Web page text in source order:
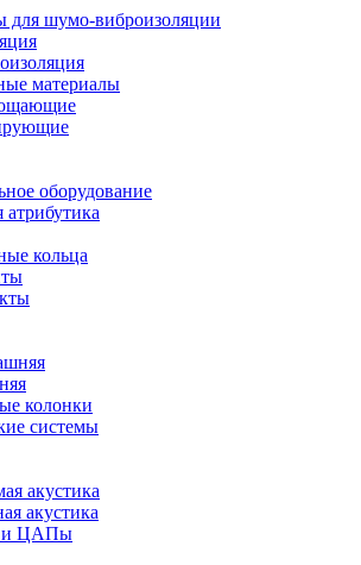
для шумо-виброизоляции
материалы
оборудование
кольца
колонки
системы
акустика
акустика
и ЦАПы